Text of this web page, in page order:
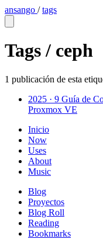
ansango /tags
Tags / ceph
1 publicación de esta
2025 · 9 Guía de
Proxmox VE
Inicio
Now
Uses
About
Music
Blog
Proyectos
Blog Roll
Reading
Bookmarks